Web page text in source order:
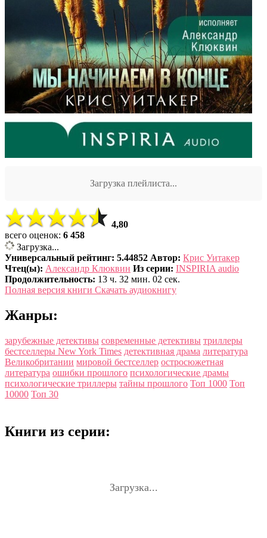
Загрузка плейлиста...
4,80
всего оценок: 6 458
Загрузка...
Универсальный рейтинг: 5.44852 Автор: Крис Уитакер
Чтец(ы): Александр Клюквин Из серии: INSPIRIA audio
Продолжительность: 13 ч. 32 мин. 02 сек.
Полная версия книги Скачать аудиокнигу
Жанры:
зарубежные детективы современные детективы триллеры
бестселлеры New York Times детективная драма литература
Великобритании мировой бестселлер остросюжетная
литература ошибки прошлого психологические драмы
психологические триллеры тайны прошлого Топ 1000 Топ
10000 Топ 30
Книги из серии:
Загрузка...